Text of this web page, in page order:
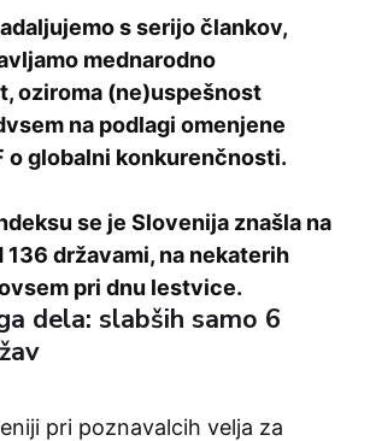
s serijo člankov,
mednarodno
oziroma (ne)uspešnost
na podlagi omenjene
o globalni konkurenčnosti.
se je Slovenija znašla na
136 državami, na nekaterih
pri dnu lestvice.
dela: slabših samo 6
pri poznavalcih velja za